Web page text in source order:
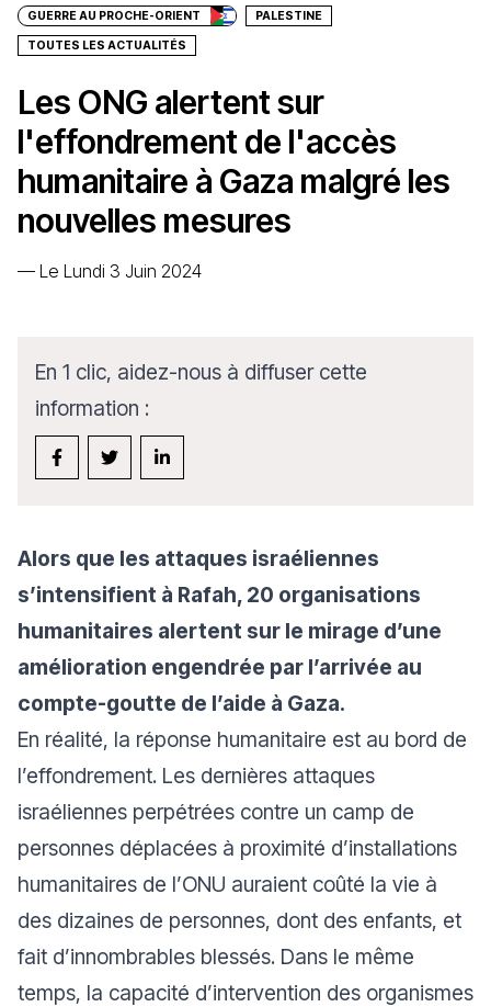
GUERRE AU PROCHE-ORIENT PALESTINE
TOUTES LES ACTUALITÉS
Les ONG alertent sur
l'effondrement de l'accès
humanitaire à Gaza malgré les
nouvelles mesures
— Le Lundi 3 Juin 2024
En 1 clic, aidez-nous à diffuser cette
information :
Alors que les attaques israéliennes
s’intensifient à Rafah, 20 organisations
humanitaires alertent sur le mirage d’une
amélioration engendrée par l’arrivée au
compte-goutte de l’aide à Gaza.
En réalité, la réponse humanitaire est au bord de
l’effondrement. Les dernières attaques
israéliennes perpétrées contre un camp de
personnes déplacées à proximité d’installations
humanitaires de l’ONU auraient coûté la vie à
des dizaines de personnes, dont des enfants, et
fait d’innombrables blessés. Dans le même
temps, la capacité d’intervention des organismes